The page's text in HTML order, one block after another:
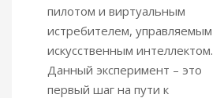
пилотом и виртуальным
истребителем, управляемым
искусственным интеллектом.
Данный эксперимент – это
первый шаг на пути к